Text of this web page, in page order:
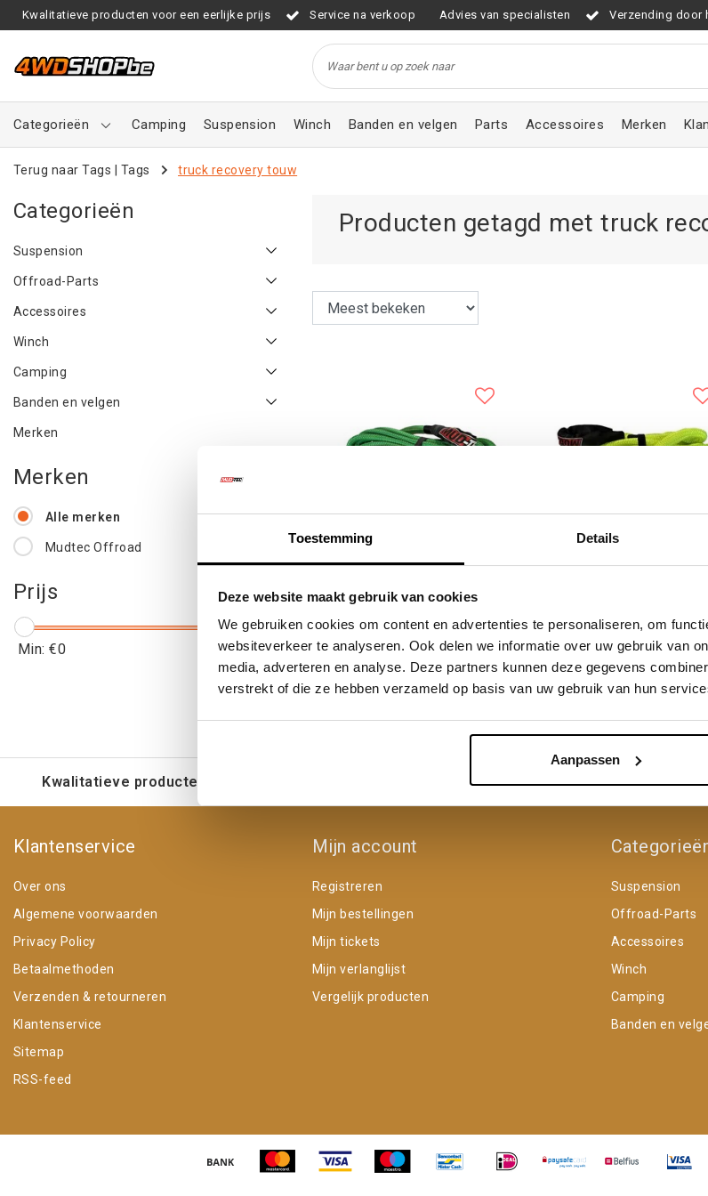
Toestemming Details
Deze website maakt gebruik van cookies
We gebruiken cookies om content en advertenties te personaliseren, om
websiteverkeer te analyseren. Ook delen we informatie over uw gebruik van
media, adverteren en analyse. Deze partners kunnen deze gegevens
verstrekt of die ze hebben verzameld op basis van uw gebruik van hun
Aanpassen
Kwalitatieve producten voor een eerlijke prijs Service na verkoop Advies van specialisten Verzending door
Categorieën Camping Suspension Winch Banden en velgen Parts Accessoires Merken
Terug naar Tags Tags truck recovery touw
Categorieën
Suspension
Offroad-Parts
Accessoires
Winch
Camping
Banden en velgen
Merken
Merken
Alle merken
Mudtec Offroad
Prijs
Min: €0 Max: €200
Producten getagd met truck
22mm / 12M / 12000KG
30% rek
€136,36 Excl. btw
€165,00 Incl. btw
rek
€161,13 Excl. btw
€194,97 Incl. btw
Kwalitatieve producten voor een eerlijke prijs Service na verkoop Advies van
Klantenservice
Over ons
Algemene voorwaarden
Privacy Policy
Betaalmethoden
Verzenden & retourneren
Klantenservice
Sitemap
RSS-feed
Mijn account
Registreren
Mijn bestellingen
Mijn tickets
Mijn verlanglijst
Vergelijk producten
Suspension
Offroad-Parts
Accessoires
Winch
Camping
Banden en